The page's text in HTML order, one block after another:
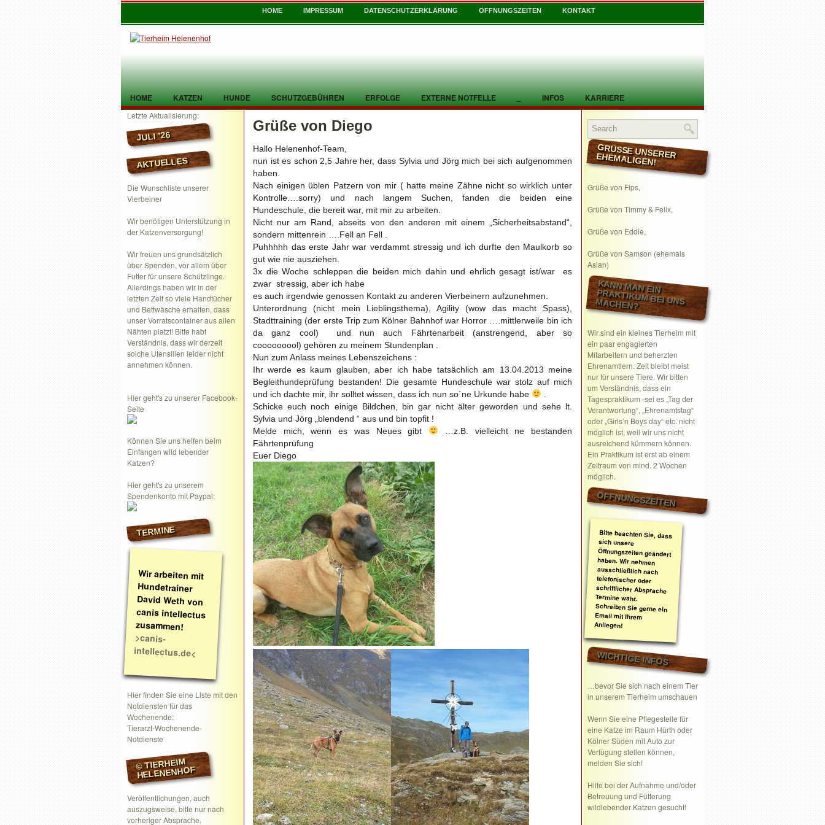
HOME IMPRESSUM DATENSCHUTZERKLÄRUNG ÖFFNUNGSZEITEN KONTAKT
HOME KATZEN HUNDE SCHUTZGEBÜHREN ERFOLGE EXTERNE NOTFELLE _ INFOS KARRIERE
TIER GEFUNDEN KONTAKT
Letzte Aktualisierung:
JULI ’26
AKTUELLES
Die Wunschliste unserer
Vierbeiner
Wir benötigen Unterstützung in
der Katzenversorgung!
Wir freuen uns grundsätzlich
über Spenden, vor allem über
Futter für unsere Schützlinge.
Allerdings haben wir in der
letzten Zeit so viele Handtücher
und Bettwäsche erhalten, dass
unser Vorratscontainer aus allen
Nähten platzt! Bitte habt
Verständnis, dass wir derzeit
solche Utensilien leider nicht
annehmen können.
Hier geht's zu unserer Facebook-
Seite
Können Sie uns helfen beim
Einfangen wild lebender
Katzen?
Hier geht's zu unserem
Spendenkonto mit Paypal:
TERMINE
Wir arbeiten mit
Hundetrainer
David Weth von
canis intellectus
zusammen!
>canis-
intellectus.de<
Hier finden Sie eine Liste mit den
Notdiensten für das
Wochenende:
Tierarzt-Wochenende-
Notdienste
© TIERHEIM
HELENENHOF
Veröffentlichungen, auch
auszugsweise, bitte nur nach
vorheriger Absprache.
Grüße von Diego
Hallo Helenenhof-Team,
nun ist es schon 2,5 Jahre her, dass Sylvia und Jörg mich bei sich aufgenommen
haben.
Nach einigen üblen Patzern von mir ( hatte meine Zähne nicht so wirklich unter
Kontrolle….sorry) und nach langem Suchen, fanden die beiden eine
Hundeschule, die bereit war, mit mir zu arbeiten.
Nicht nur am Rand, abseits von den anderen mit einem „Sicherheitsabstand“,
sondern mittenrein ….Fell an Fell .
Puhhhhh das erste Jahr war verdammt stressig und ich durfte den Maulkorb so
gut wie nie ausziehen.
3x die Woche schleppen die beiden mich dahin und ehrlich gesagt ist/war es
zwar stressig, aber ich habe
es auch irgendwie genossen Kontakt zu anderen Vierbeinern aufzunehmen.
Unterordnung (nicht mein Lieblingsthema), Agility (wow das macht Spass),
Stadttraining (der erste Trip zum Kölner Bahnhof war Horror ….mittlerweile bin ich
da ganz cool) und nun auch Fährtenarbeit (anstrengend, aber so
cooooooool) gehören zu meinem Stundenplan .
Nun zum Anlass meines Lebenszeichens :
Ihr werde es kaum glauben, aber ich habe tatsächlich am 13.04.2013 meine
Begleithundeprüfung bestanden! Die gesamte Hundeschule war stolz auf mich
und ich dachte mir, ihr solltet wissen, dass ich nun so´ne Urkunde habe
Schicke euch noch einige Bildchen, bin gar nicht älter geworden und sehe lt.
Sylvia und Jörg „blendend “ aus und bin topfit !
Melde mich, wenn es was Neues gibt
…z.B. vielleicht ne bestanden
Fährtenprüfung
Euer Diego
GRÜSSE UNSERER EHEMALIGEN!
Grüße von Fips,
Grüße von Timmy & Felix,
Grüße von Eddie,
Grüße von Samson (ehemals
Aslan)
KANN MAN EIN
PRAKTIKUM BEI UNS MACHEN?
Wir sind ein kleines Tierheim mit
ein paar engagierten
Mitarbeitern und beherzten
Ehrenamtlern. Zeit bleibt meist
nur für unsere Tiere. Wir bitten
um Verständnis, dass ein
Tagespraktikum -sei es „Tag der
Verantwortung“, „Ehrenamtstag“
oder „Girls’n Boys day“ etc. nicht
möglich ist, weil wir uns nicht
ausreichend kümmern können.
Ein Praktikum ist erst ab einem
Zeitraum von mind. 2 Wochen
möglich.
ÖFFNUNGSZEITEN
Bitte beachten Sie, dass
sich unsere
Öffnungszeiten geändert
haben. Wir nehmen
ausschließlich nach
telefonischer oder
schriftlicher Absprache
Termine wahr.
Schreiben Sie gerne ein
Email mit Ihrem
Anliegen!
WICHTIGE INFOS
…bevor Sie sich nach einem Tier
in unserem Tierheim umschauen
Wenn Sie eine Pflegestelle für
eine Katze im Raum Hürth oder
Kölner Süden mit Auto zur
Verfügung stellen können,
melden Sie sich!
Hilfe bei der Aufnahme und/oder
Betreuung und Fütterung
wildlebender Katzen gesucht!